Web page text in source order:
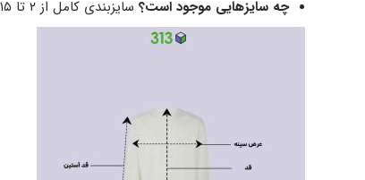
چه سایزهایی موجود است؟ سایزبندی کامل از ۲ تا ۱۵ سال.